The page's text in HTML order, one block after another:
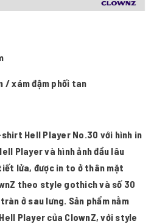
/ xám đậm phối tan
Hell Player No.30 với hình in
Player và hình ảnh đầu lâu
lửa, được in to ở thân mặt
theo style gothich và số 30
ở sau lưng. Sản phẩm nằm
Player của ClownZ, với style